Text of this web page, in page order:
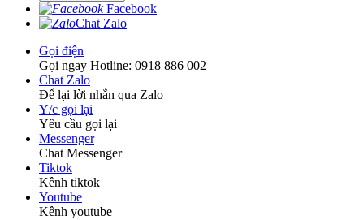
Facebook
Chat Zalo
Gọi điện
Gọi ngay Hotline: 0918 886 002
Chat Zalo
Để lại lời nhắn qua Zalo
Y/c gọi lại
Yêu cầu gọi lại
Messenger
Chat Messenger
Tiktok
Kênh tiktok
Youtube
Kênh youtube